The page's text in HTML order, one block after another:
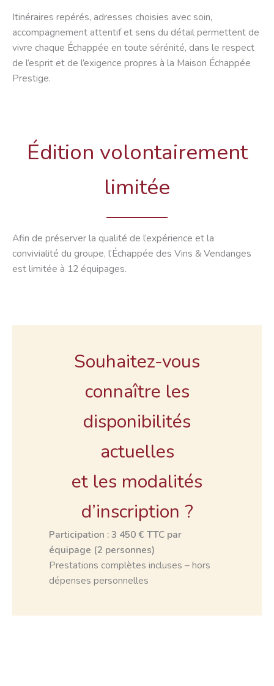
Itinéraires repérés, adresses choisies avec soin,
accompagnement attentif et sens du détail permettent de
vivre chaque Échappée en toute sérénité, dans le respect
de l’esprit et de l’exigence propres à la Maison Échappée
Prestige.
Édition volontairement
limitée
Afin de préserver la qualité de l’expérience et la
convivialité du groupe, l’Échappée des Vins & Vendanges
est limitée à 12 équipages.
Souhaitez-vous
connaître les
disponibilités
actuelles
et les modalités
d’inscription ?
Participation : 3 450 € TTC par
équipage (2 personnes)
Prestations complètes incluses – hors
dépenses personnelles